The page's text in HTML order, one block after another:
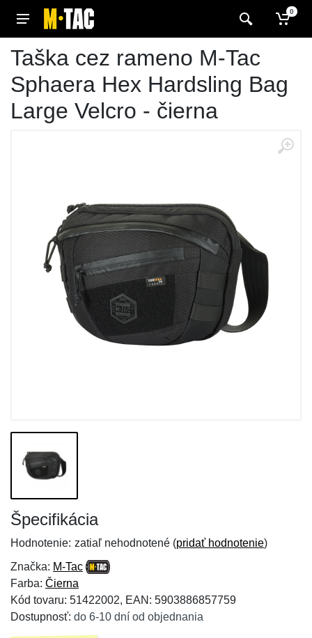
0
Taška cez rameno M-Tac
Sphaera Hex Hardsling Bag
Large Velcro - čierna
Špecifikácia
Hodnotenie: zatiaľ nehodnotené (pridať hodnotenie)
Značka: M-Tac
Farba: Čierna
Kód tovaru: 51422002, EAN: 5903886857759
Dostupnosť: do 6-10 dní od objednania